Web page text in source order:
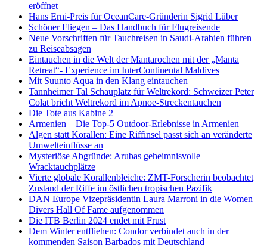
eröffnet
Hans Erni-Preis für OceanCare-Gründerin Sigrid Lüber
Schöner Fliegen – Das Handbuch für Flugreisende
Neue Vorschriften für Tauchreisen in Saudi-Arabien führen
zu Reiseabsagen
Eintauchen in die Welt der Mantarochen mit der „Manta
Retreat“- Experience im InterContinental Maldives
Mit Suunto Aqua in den Klang eintauchen
Tannheimer Tal Schauplatz für Weltrekord: Schweizer Peter
Colat bricht Weltrekord im Apnoe-Streckentauchen
Die Tote aus Kabine 2
Armenien – Die Top-5 Outdoor-Erlebnisse in Armenien
Algen statt Korallen: Eine Riffinsel passt sich an veränderte
Umwelteinflüsse an
Mysteriöse Abgründe: Arubas geheimnisvolle
Wracktauchplätze
Vierte globale Korallenbleiche: ZMT-Forscherin beobachtet
Zustand der Riffe im östlichen tropischen Pazifik
DAN Europe Vizepräsidentin Laura Marroni in die Women
Divers Hall Of Fame aufgenommen
Die ITB Berlin 2024 endet mit Frust
Dem Winter entfliehen: Condor verbindet auch in der
kommenden Saison Barbados mit Deutschland